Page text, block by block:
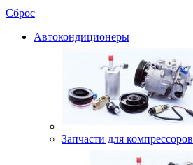
Сброс
Автокондиционеры
Запчасти для компрессоров